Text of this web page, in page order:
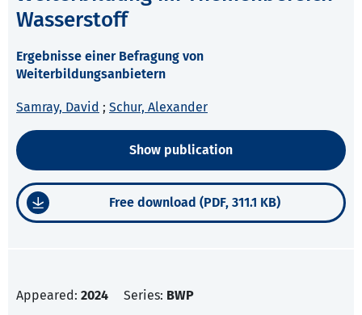
Wasserstoff
Ergebnisse einer Befragung von
Weiterbildungsanbietern
Samray, David ; Schur, Alexander
Show publication
Free download (PDF, 311.1 KB)
Appeared: 2024 Series: BWP